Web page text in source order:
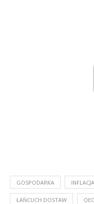
GOSPODARKA INFLACJA
ŁAŃCUCH DOSTAW